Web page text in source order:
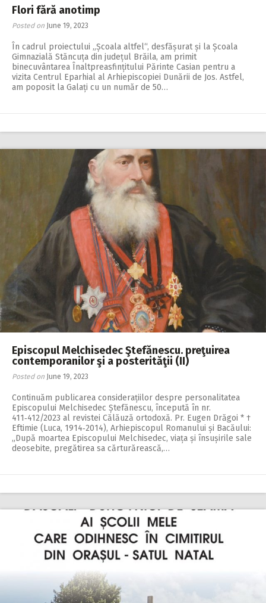
Flori fără anotimp
Posted on June 19, 2023
În cadrul proiectului „Școala altfel“, desfășurat și la Școala
Gimnazială Stăncuța din județul Brăila, am primit
binecuvântarea Înaltpreasfințitului Părinte Casian pentru a
vizita Centrul Eparhial al Arhiepiscopiei Dunării de Jos. Astfel,
am poposit la Galați cu un număr de 50…
Episcopul Melchisedec Ştefănescu. preţuirea
contemporanilor şi a posterităţii (II)
Posted on June 19, 2023
Continuăm publicarea con­siderațiilor despre personalita­tea
Epis­copului Melchisedec Ștefănescu, începută în nr.
411‑412/2023 al revistei Călăuză ortodoxă. Pr. Eugen Drăgoi * †
Eftimie (Luca, 1914‑2014), Arhiepiscopul Romanului și Bacăului:
„După moartea Episcopului Melchisedec, viața și însușirile sale
deosebite, pregătirea sa cărturărească,…